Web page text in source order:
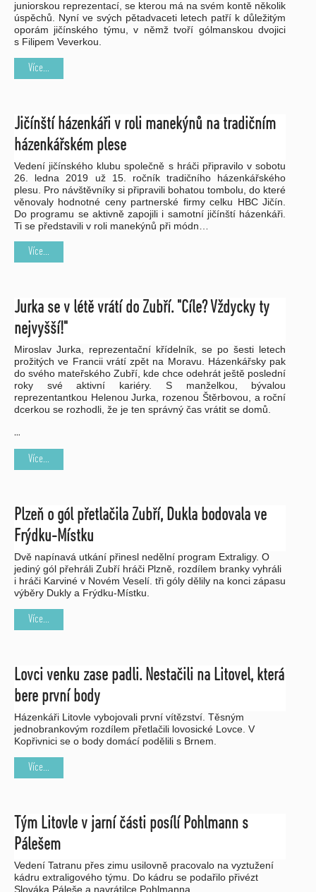
juniorskou reprezentací, se kterou má na svém kontě několik
úspěchů. Nyní ve svých pětadvaceti letech patří k důležitým
oporám jičínského týmu, v němž tvoří gólmanskou dvojici
s Filipem Veverkou.
Více...
Jičínští házenkáři v roli manekýnů na tradičním
házenkářském plese
Vedení jičínského klubu společně s hráči připravilo v sobotu
26. ledna 2019 už 15. ročník tradičního házenkářského
plesu. Pro návštěvníky si připravili bohatou tombolu, do které
věnovaly hodnotné ceny partnerské firmy celku HBC Jičín.
Do programu se aktivně zapojili i samotní jičínští házenkáři.
Ti se představili v roli manekýnů při módn…
Více...
Jurka se v létě vrátí do Zubří. "Cíle? Vždycky ty
nejvyšší!"
Miroslav Jurka, reprezentační křídelník, se po šesti letech
prožitých ve Francii vrátí zpět na Moravu. Házenkářsky pak
do svého mateřského Zubří, kde chce odehrát ještě poslední
roky své aktivní kariéry. S manželkou, bývalou
reprezentantkou Helenou Jurka, rozenou Štěrbovou, a roční
dcerkou se rozhodli, že je ten správný čas vrátit se domů.
…
Více...
Plzeň o gól přetlačila Zubří, Dukla bodovala ve
Frýdku-Místku
Dvě napínavá utkání přinesl nedělní program Extraligy. O
jediný gól přehráli Zubří hráči Plzně, rozdílem branky vyhráli
i hráči Karviné v Novém Veselí. tři góly dělily na konci zápasu
výběry Dukly a Frýdku-Místku.
Více...
Lovci venku zase padli. Nestačili na Litovel, která
bere první body
Házenkáři Litovle vybojovali první vítězství. Těsným
jednobrankovým rozdílem přetlačili lovosické Lovce. V
Kopřivnici se o body domácí podělili s Brnem.
Více...
Tým Litovle v jarní části posílí Pohlmann s
Pálešem
Vedení Tatranu přes zimu usilovně pracovalo na vyztužení
kádru extraligového týmu. Do kádru se podařilo přivézt
Slováka Páleše a navrátilce Pohlmanna.